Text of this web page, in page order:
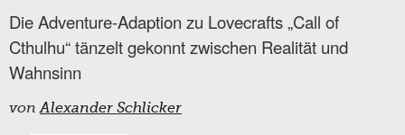
Die Adventure-Adaption zu Lovecrafts „Call of
Cthulhu“ tänzelt gekonnt zwischen Realität und
Wahnsinn
vonAlexander Schlicker